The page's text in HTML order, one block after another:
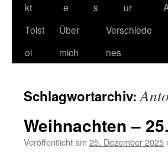
kt
e
s
ur
Tolst
oi
Über
mich
Verschiede
nes
Schlagwortarchiv:
Weihnachten –
Veröffentlicht am 25. Dezember 2025